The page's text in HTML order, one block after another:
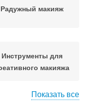
Радужный макияж
Инструменты для
макияжа
Показать все